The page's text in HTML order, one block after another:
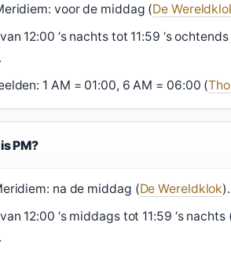
voor de middag (De
12:00 ‘s nachts tot 11:59 ‘s ochtends
1 AM = 01:00, 6 AM = 06:00 (
PM?
na de middag (De Wereldklok).
12:00 ‘s middags tot 11:59 ‘s nachts